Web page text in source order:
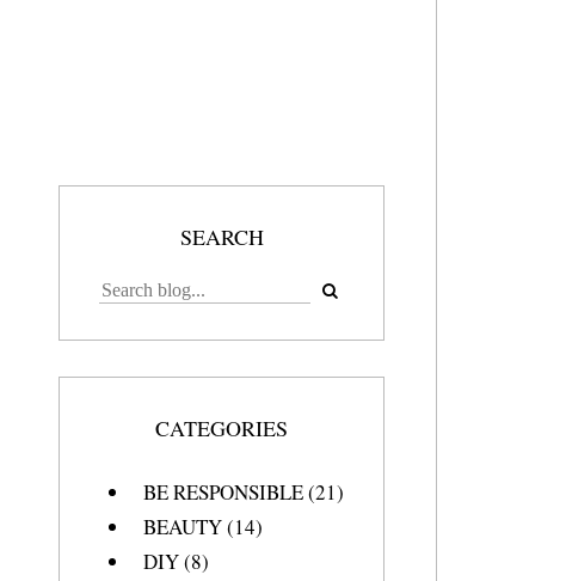
SEARCH
CATEGORIES
BE RESPONSIBLE(21)
BEAUTY(14)
DIY(8)